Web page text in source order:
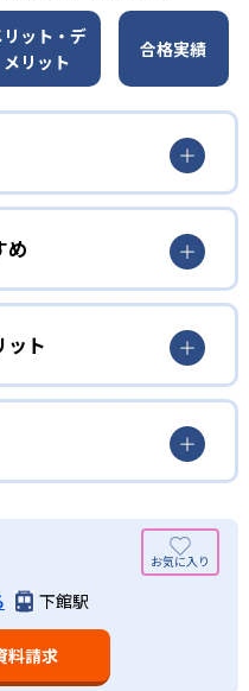
リット・デ
メリット
合格実績
方式」で個別指導
でを対象として個別指導
無学年方式」を採用して
方式」では、生徒が個々
ため、一度立ち止まって
したり、余裕がある場合
することも可能である。
た学習計画を設計
人ひとりの学力／適性を
を定め、生徒に最適化
、生徒それぞれに最適な
ドバイスも実施。少しず
ップの教材となっている
め
げたい人向け
」を重視する形で個別指
進められるよう「無学年
い問題がある場合は立ち
ができる。また、覚えた
る力」だけでなく、学習
力を上げたい人向け
を全ての教科の基礎に
している。算数（数学）
を、国語では全ての学力
」の育成に力を入れてい
ット
トでは公開されていな
下館駅
料請求